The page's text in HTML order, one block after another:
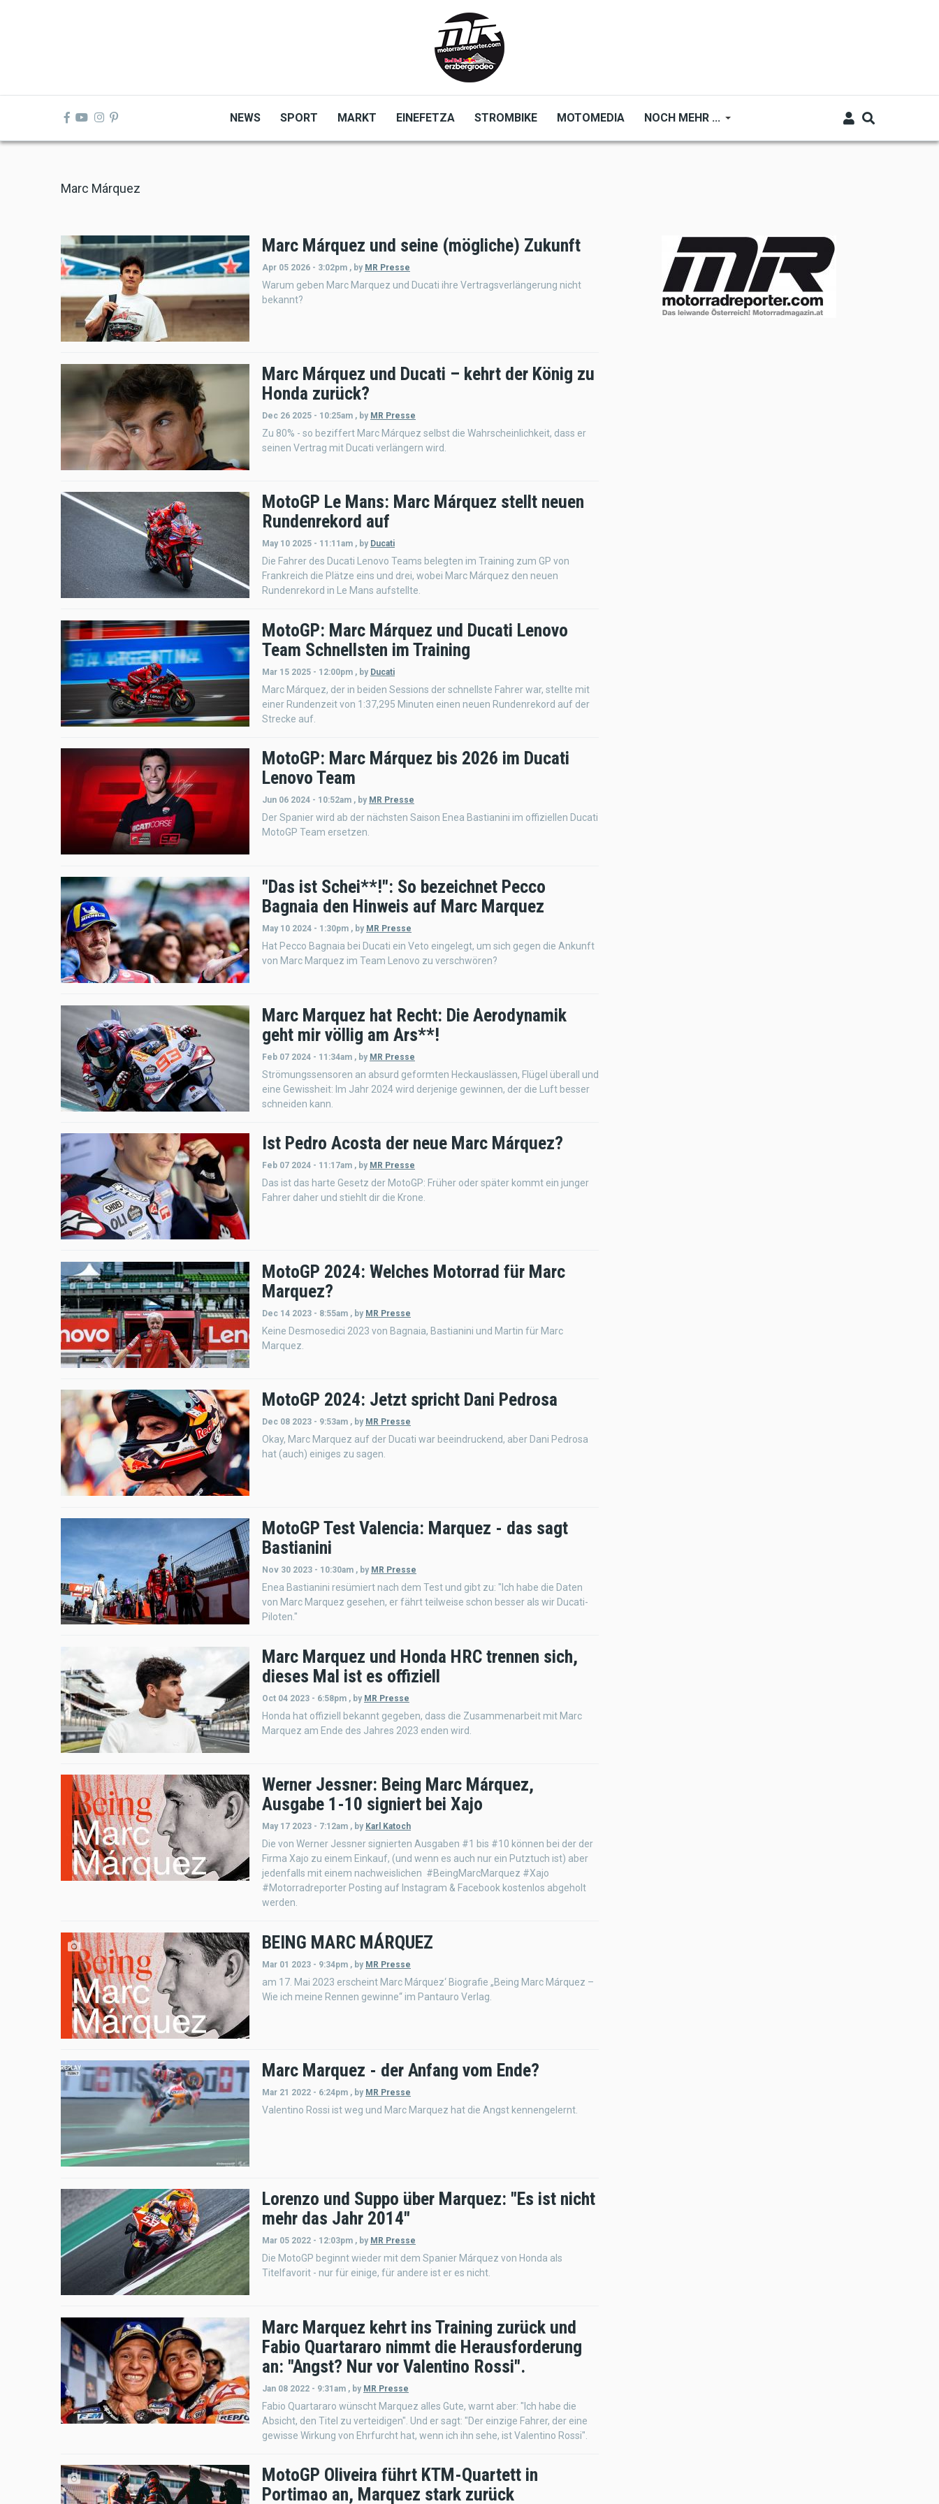
NEWS SPORT MARKT EINEFETZA STROMBIKE MOTOMEDIA NOCH MEHR ...
Marc Márquez
Marc Márquez und seine (mögliche) Zukunft
Apr 05 2026 - 3:02pm , by MR Presse
Warum geben Marc Marquez und Ducati ihre Vertragsverlängerung nicht
bekannt?
Marc Márquez und Ducati – kehrt der König zu
Honda zurück?
Dec 26 2025 - 10:25am , by MR Presse
Zu 80% - so beziffert Marc Márquez selbst die Wahrscheinlichkeit, dass er
seinen Vertrag mit Ducati verlängern wird.
MotoGP Le Mans: Marc Márquez stellt neuen
Rundenrekord auf
May 10 2025 - 11:11am , by Ducati
Die Fahrer des Ducati Lenovo Teams belegten im Training zum GP von
Frankreich die Plätze eins und drei, wobei Marc Márquez den neuen
Rundenrekord in Le Mans aufstellte.
MotoGP: Marc Márquez und Ducati Lenovo
Team Schnellsten im Training
Mar 15 2025 - 12:00pm , by Ducati
Marc Márquez, der in beiden Sessions der schnellste Fahrer war, stellte mit
einer Rundenzeit von 1:37,295 Minuten einen neuen Rundenrekord auf der
Strecke auf.
MotoGP: Marc Márquez bis 2026 im Ducati
Lenovo Team
Jun 06 2024 - 10:52am , by MR Presse
Der Spanier wird ab der nächsten Saison Enea Bastianini im offiziellen Ducati
MotoGP Team ersetzen.
"Das ist Schei**!": So bezeichnet Pecco
Bagnaia den Hinweis auf Marc Marquez
May 10 2024 - 1:30pm , by MR Presse
Hat Pecco Bagnaia bei Ducati ein Veto eingelegt, um sich gegen die Ankunft
von Marc Marquez im Team Lenovo zu verschwören?
Marc Marquez hat Recht: Die Aerodynamik
geht mir völlig am Ars**!
Feb 07 2024 - 11:34am , by MR Presse
Strömungssensoren an absurd geformten Heckauslässen, Flügel überall und
eine Gewissheit: Im Jahr 2024 wird derjenige gewinnen, der die Luft besser
schneiden kann.
Ist Pedro Acosta der neue Marc Márquez?
Feb 07 2024 - 11:17am , by MR Presse
Das ist das harte Gesetz der MotoGP: Früher oder später kommt ein junger
Fahrer daher und stiehlt dir die Krone.
MotoGP 2024: Welches Motorrad für Marc
Marquez?
Dec 14 2023 - 8:55am , by MR Presse
Keine Desmosedici 2023 von Bagnaia, Bastianini und Martin für Marc
Marquez.
MotoGP 2024: Jetzt spricht Dani Pedrosa
Dec 08 2023 - 9:53am , by MR Presse
Okay, Marc Marquez auf der Ducati war beeindruckend, aber Dani Pedrosa
hat (auch) einiges zu sagen.
MotoGP Test Valencia: Marquez - das sagt
Bastianini
Nov 30 2023 - 10:30am , by MR Presse
Enea Bastianini resümiert nach dem Test und gibt zu: "Ich habe die Daten
von Marc Marquez gesehen, er fährt teilweise schon besser als wir Ducati-
Piloten."
Marc Marquez und Honda HRC trennen sich,
dieses Mal ist es offiziell
Oct 04 2023 - 6:58pm , by MR Presse
Honda hat offiziell bekannt gegeben, dass die Zusammenarbeit mit Marc
Marquez am Ende des Jahres 2023 enden wird.
Werner Jessner: Being Marc Márquez,
Ausgabe 1-10 signiert bei Xajo
May 17 2023 - 7:12am , by Karl Katoch
Die von Werner Jessner signierten Ausgaben #1 bis #10 können bei der der
Firma Xajo zu einem Einkauf, (und wenn es auch nur ein Putztuch ist) aber
jedenfalls mit einem nachweislichen #BeingMarcMarquez #Xajo
#Motorradreporter Posting auf Instagram & Facebook kostenlos abgeholt
werden.
BEING MARC MÁRQUEZ
Mar 01 2023 - 9:34pm , by MR Presse
am 17. Mai 2023 erscheint Marc Márquez‘ Biografie „Being Marc Márquez –
Wie ich meine Rennen gewinne“ im Pantauro Verlag.
Marc Marquez - der Anfang vom Ende?
Mar 21 2022 - 6:24pm , by MR Presse
Valentino Rossi ist weg und Marc Marquez hat die Angst kennengelernt.
Lorenzo und Suppo über Marquez: "Es ist nicht
mehr das Jahr 2014"
Mar 05 2022 - 12:03pm , by MR Presse
Die MotoGP beginnt wieder mit dem Spanier Márquez von Honda als
Titelfavorit - nur für einige, für andere ist er es nicht.
Marc Marquez kehrt ins Training zurück und
Fabio Quartararo nimmt die Herausforderung
an: "Angst? Nur vor Valentino Rossi".
Jan 08 2022 - 9:31am , by MR Presse
Fabio Quartararo wünscht Marquez alles Gute, warnt aber: "Ich habe die
Absicht, den Titel zu verteidigen". Und er sagt: "Der einzige Fahrer, der eine
gewisse Wirkung von Ehrfurcht hat, wenn ich ihn sehe, ist Valentino Rossi".
MotoGP Oliveira führt KTM-Quartett in
Portimao an, Marquez stark zurück